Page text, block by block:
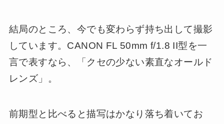
結局のところ、今でも変わらず持ち出して撮影
しています。CANON FL 50mm f/1.8 II型を一
言で表すなら、「クセの少ない素直なオールド
レンズ」。
前期型と比べると描写はかなり落ち着いてお